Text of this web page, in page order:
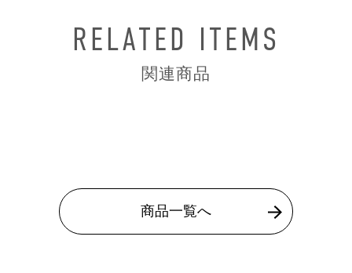
RELATED ITEMS
関連商品
商品一覧へ